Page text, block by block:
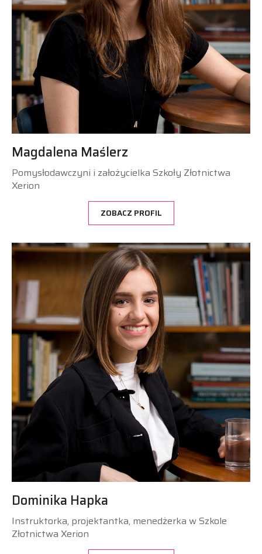
Magdalena Maślerz
Pomysłodawczyni i założycielka Szkoły Złotnictwa
Xerion
ZOBACZ PROFIL
Dominika Hapka
Instruktorka, projektantka, menedżerka w Szkole
Złotnictwa Xerion